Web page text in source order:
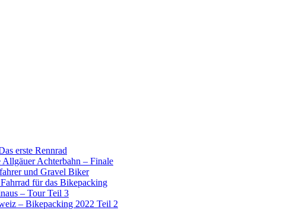
erste Rennrad
Achterbahn – Finale
und Gravel Biker
für das Bikepacking
– Tour Teil 3
– Bikepacking 2022 Teil 2